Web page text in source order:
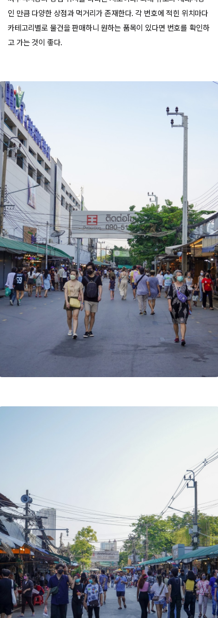
인 만큼 다양한 상점과 먹거리가 존재한다. 각 번호에 적힌 위치마다
카테고리별로 물건을 판매하니 원하는 품목이 있다면 번호를 확인하
고 가는 것이 좋다.